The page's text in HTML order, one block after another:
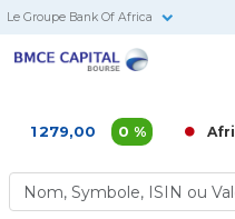
Le Groupe Bank Of Africa
0 % Afric Indus.